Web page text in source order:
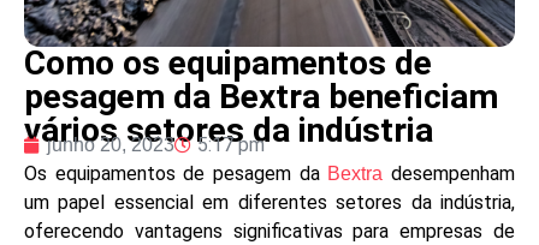
Como os equipamentos de
pesagem da Bextra beneficiam
vários setores da indústria
junho 20, 2023
5:17 pm
Os equipamentos de pesagem da Bextra desempenham
um papel essencial em diferentes setores da indústria,
oferecendo vantagens significativas para empresas de